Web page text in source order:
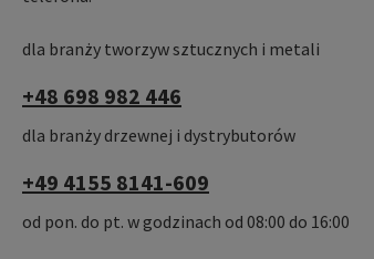
dla branży tworzyw sztucznych i metali
+48 698 982 446
dla branży drzewnej i dystrybutorów
+49 4155 8141-609
od pon. do pt. w godzinach od 08:00 do 16:00